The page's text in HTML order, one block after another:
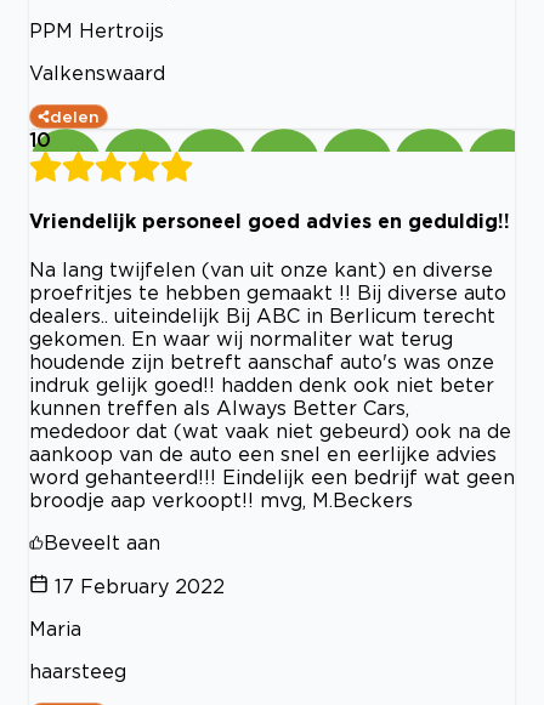
PPM Hertroijs
Valkenswaard
delen
10
Vriendelijk personeel goed advies en geduldig!!
Na lang twijfelen (van uit onze kant) en diverse
proefritjes te hebben gemaakt !! Bij diverse auto
dealers.. uiteindelijk Bij ABC in Berlicum terecht
gekomen. En waar wij normaliter wat terug
houdende zijn betreft aanschaf auto's was onze
indruk gelijk goed!! hadden denk ook niet beter
kunnen treffen als Always Better Cars,
mededoor dat (wat vaak niet gebeurd) ook na de
aankoop van de auto een snel en eerlijke advies
word gehanteerd!!! Eindelijk een bedrijf wat geen
broodje aap verkoopt!! mvg, M.Beckers
Beveelt aan
17 February 2022
Maria
haarsteeg